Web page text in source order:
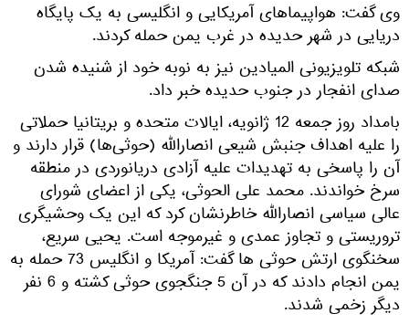
وی گفت: هواپیماهای آمریکایی و انگلیسی به یک پایگاه
دریایی در شهر حدیده در غرب یمن حمله کردند.
شبکه تلویزیونی المیادین نیز به نوبه خود از شنیده شدن
صدای انفجار در جنوب حدیده خبر داد.
بامداد روز جمعه 12 ژانویه، ایالات متحده و بریتانیا حملاتی
را علیه اهداف جنبش شیعی انصارالله (حوثی‌ها) قرار دارند و
آن را پاسخی به تهدیدات علیه آزادی دریانوردی در منطقه
سرخ خواندند. محمد علی الحوثی، یکی از اعضای شورای
عالی سیاسی انصارالله خاطرنشان کرد که این یک وحشیگری
تروریستی و تجاوز عمدی و غیرموجه است. یحیی سریع،
سخنگوی ارتش حوثی ها گفت: آمریکا و انگلیس 73 حمله به
یمن انجام دادند که در آن 5 جنگجوی حوثی کشته و 6 نفر
دیگر زخمی شدند.